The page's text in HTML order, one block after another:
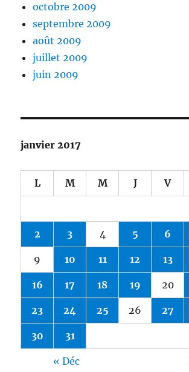
octobre 2009
septembre 2009
août 2009
juillet 2009
juin 2009
janvier 2017
L M M J V
2 3 4 5 6
9 10 11 12 13
16 17 18 19 20
23 24 25 26 27
30 31
« Déc